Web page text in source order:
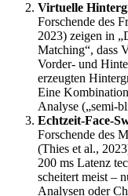
Virtuelle
Forschende des
2023) zeigen in
Matching“, dass
Vorder- und
erzeugten
Eine
Analyse („semi-
Echtzeit-Face-
Forschende des
(Thies et al.,
200 ms Latenz
scheitert meist –
Analysen oder